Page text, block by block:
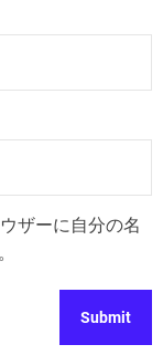
ザーに自分の名